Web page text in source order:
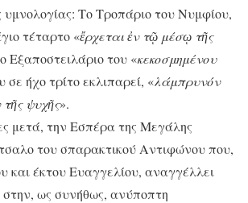
υμνολογίας: Το Τροπάριο του Νυμφίου,
τέταρτο «ἔρχεταιἐντῷ μέσῳ τῆς
Εξαποστειλάριο του «κεκοσμημένου
σε ήχο τρίτο εκλιπαρεί, «λάμπρυνόν
τῆς ψυχῆς».
μετά, την Εσπέρα της Μεγάλης
του σπαρακτικού Αντιφώνου που,
και έκτου Ευαγγελίου, αναγγέλλει
στην, ως συνήθως, ανύποπτη